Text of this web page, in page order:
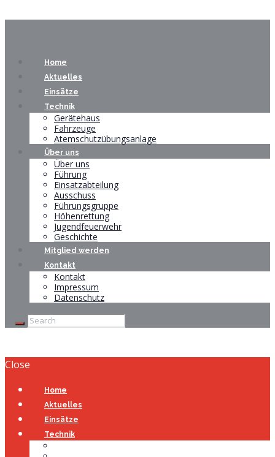
Home
Aktuelles
Einsätze
Technik
Gerätehaus
Fahrzeuge
Atemschutzübungsanlage
Über uns
Über uns
Führung
Einsatzabteilung
Ausschuss
Führungsgruppe
Höhenrettung
Jugendfeuerwehr
Geschichte
Mitglied werden
Kontakt
Kontakt
Impressum
Datenschutz
Close
Home
Aktuelles
Einsätze
Technik